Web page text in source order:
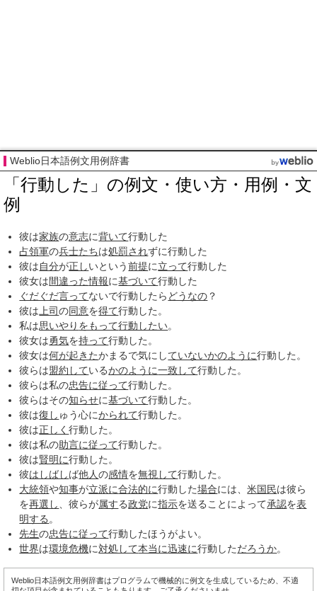
Weblio日本語例文用例辞書
「行動した」の例文・使い方・用例・文
例
彼は家族の意志に背いて行動した
占領軍の兵士たちは処罰されずに行動した
彼は自分が正しいという前提に立って行動した
彼女は間違った情報に基づいて行動した
ぐだぐだ言ってないで行動したら どうなの ？
彼は 上司の同意を得て行動した。
私は思いやり をもって行動したい。
彼女は勇気を持って行動した。
彼女は何が起きたかまるで気にしていないかのように行動した。
彼らは盟約しているかのように一致して行動した。
彼らは私の忠告に従って行動した。
彼らはその知らせに基づいて行動した。
彼は復し ゅう心にかられて行動した。
彼は正しく行動した。
彼は私の助言に従って行動した。
彼は賢明に行動した。
彼はしばしば他人の感情を無視して行動した。
大統領や知事が立派に合法的に行動した場合には、米国民は彼ら
を再選し 、彼らが属する政党に指示を送ることによって承認を表
明する 。
先生の忠告に従って行動したほうがよい。
世界は環境危機に対処して本当に迅速に行動しただろうか。
Weblio日本語例文用例辞書はプログラムで機械的に例文を生成しているため、不適